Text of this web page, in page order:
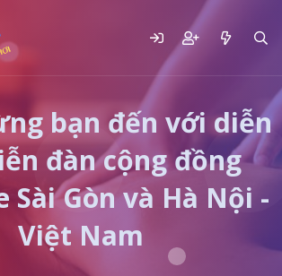
bạn đến với diễn
đàn cộng đồng
Sài Gòn và Hà Nội -
Việt Nam